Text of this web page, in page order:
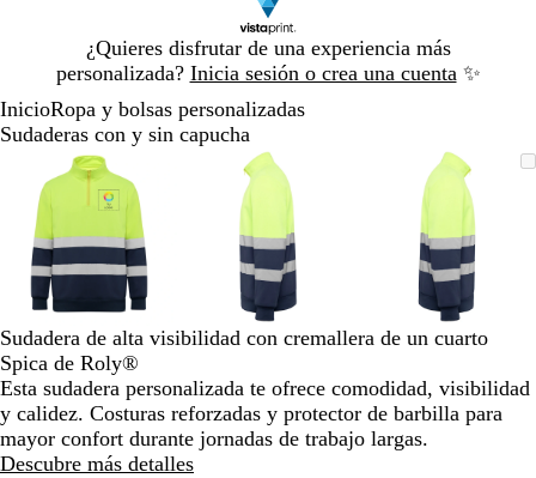
¿Quieres disfrutar de una experiencia más
personalizada? Inicia sesión o crea una cuenta ✨
1
InicioRopa y bolsas personalizadas
Sudaderas con y sin capucha
Imagen
ampliable
Acercado
hasta
mínimo
Haz
clic
para
expandir
Utiliza
las
teclas
de
más
menos
para
ampliar
y
alejar
y
las
Imagen
ampliable
Acercado
hasta
mínimo
Haz
clic
para
expandir
Utiliza
las
teclas
de
más
y
menos
para
y
alejar
y
Imagen
ampliable
Acercado
hasta
mínimo
Haz
clic
para
expandir
Utiliza
las
teclas
de
más
y
menos
para
y
alejar
Diapositiva
Sudadera de alta visibilidad con cremallera de un cuarto
Spica de Roly®
Esta sudadera personalizada te ofrece comodidad, visibilidad
y calidez. Costuras reforzadas y protector de barbilla para
mayor confort durante jornadas de trabajo largas.
Descubre más detalles